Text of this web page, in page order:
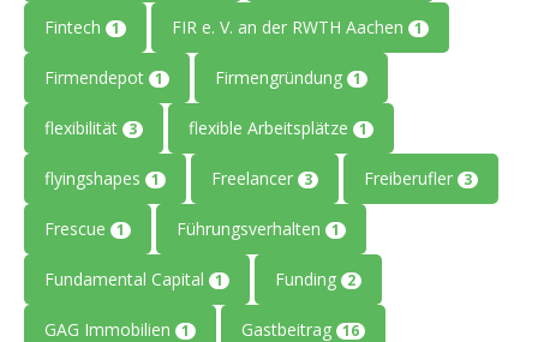
Fintech 1 FIR e. V. an der RWTH Aachen 1
Firmendepot 1 Firmengründung 1
flexibilität 3 flexible Arbeitsplätze 1
flyingshapes 1 Freelancer 3 Freiberufler 3
Frescue 1 Führungsverhalten 1
Fundamental Capital 1 Funding 2
GAG Immobilien 1 Gastbeitrag 16